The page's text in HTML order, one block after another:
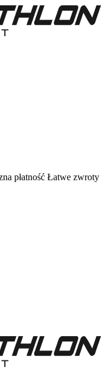
płatność Łatwe zwroty